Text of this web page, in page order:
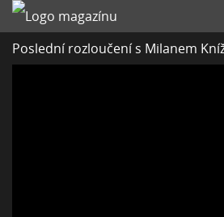
Poslední rozloučení s Milanem